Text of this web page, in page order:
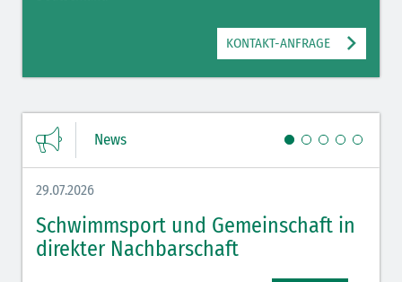
KONTAKT-ANFRAGE
News
29.07.2026
Schwimmsport und Gemeinschaft in
direkter Nachbarschaft